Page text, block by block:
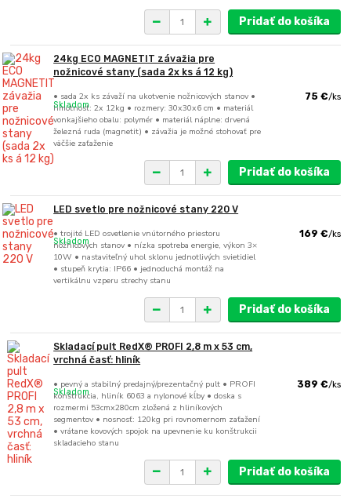
Pridať do košíka
24kg ECO MAGNETIT závažia pre
nožnicové stany (sada 2x ks á 12 kg)
• sada 2x ks závaží na ukotvenie nožnicových stanov •
hmotnosť: 2x 12kg • rozmery: 30x30x6 cm • materiál
vonkajšieho obalu: polymér • materiál náplne: drvená
železná ruda (magnetit) • závažia je možné stohovať pre
väčšie zaťaženie
75 €/ks
Skladom
Pridať do košíka
LED svetlo pre nožnicové stany 220 V
• trojité LED osvetlenie vnútorného priestoru
nožnicových stanov • nízka spotreba energie, výkon 3×
10W • nastaviteľný uhol sklonu jednotlivých svietidiel
• stupeň krytia: IP66 • jednoduchá montáž na
vertikálnu vzperu strechy stanu
169 €/ks
Skladom
Pridať do košíka
Skladací pult RedX® PROFI 2,8 m x 53 cm,
vrchná časť: hliník
• pevný a stabilný predajný/prezentačný pult • PROFI
konštrukcia, hliník 6063 a nylonové kĺby • doska s
rozmermi 53cmx280cm zložená z hliníkových
segmentov • nosnosť: 120kg pri rovnomernom zaťažení
• vrátane kovových spojok na upevnenie ku konštrukcii
skladacieho stanu
389 €/ks
Skladom
Pridať do košíka